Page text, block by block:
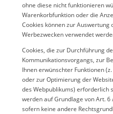
ohne diese nicht funktionieren
Warenkorbfunktion oder die
Cookies können zur
Werbezwecken verwendet
Cookies, die zur Durchführung
Kommunikationsvorgangs, zur
Ihnen erwünschter Funktionen
oder zur Optimierung der
des Webpublikums) erforderlich
werden auf Grundlage von Art. 6
sofern keine andere